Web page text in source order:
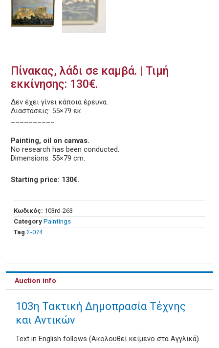
Πίνακας, λάδι σε καμβά. | Τιμή
εκκίνησης: 130€.
Δεν έχει γίνει κάποια έρευνα.
Διαστάσεις: 55×79 εκ.
Painting, oil on canvas.
No research has been conducted.
Dimensions: 55×79 cm.
Starting price: 130€.
Κωδικός: 103rd-263
Category Paintings
Tag Σ-074
Auction info
103η Τακτική Δημοπρασία Τέχνης
και Αντικών
Text in English follows (Ακολουθεί κείμενο στα Αγγλικά).